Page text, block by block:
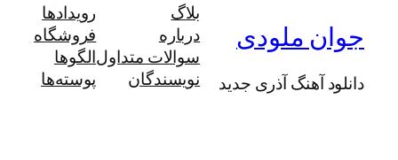
جوان ملودی
دانلود آهنگ آذری جدید
بلاگ
درباره
سوالات متداول
نویسندگان
رویدادها
فروشگاه
الگوها
پوسته‌ها